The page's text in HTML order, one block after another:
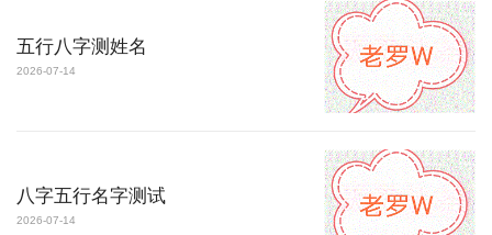
五行八字测姓名
2026-07-14
八字五行名字测试
2026-07-14